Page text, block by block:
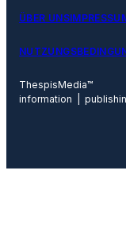
ÜBER UNS
ThespisMedia™
information |